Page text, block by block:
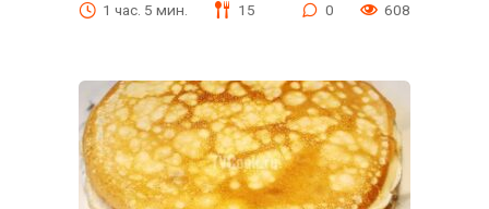
1 час. 5 мин. 15 0 608